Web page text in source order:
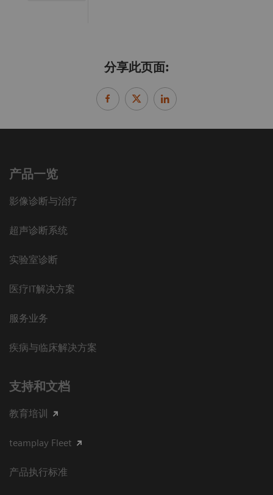
分享此页面:
产品一览
影像诊断与治疗
超声诊断系统
实验室诊断
医疗IT解决方案
服务业务
疾病与临床解决方案
支持和文档
教育培训
teamplay Fleet
产品执行标准